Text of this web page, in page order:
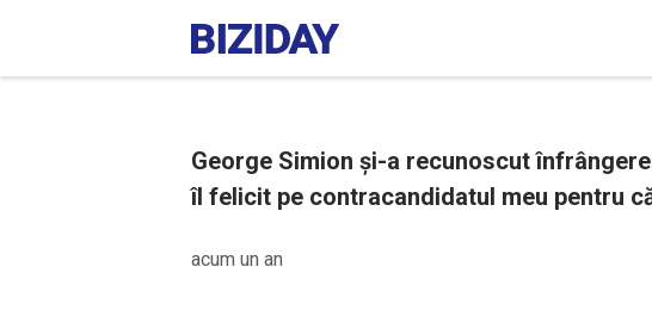
George Simion și-a recunoscut
îl felicit pe contracandidatul meu pentru
acum un an